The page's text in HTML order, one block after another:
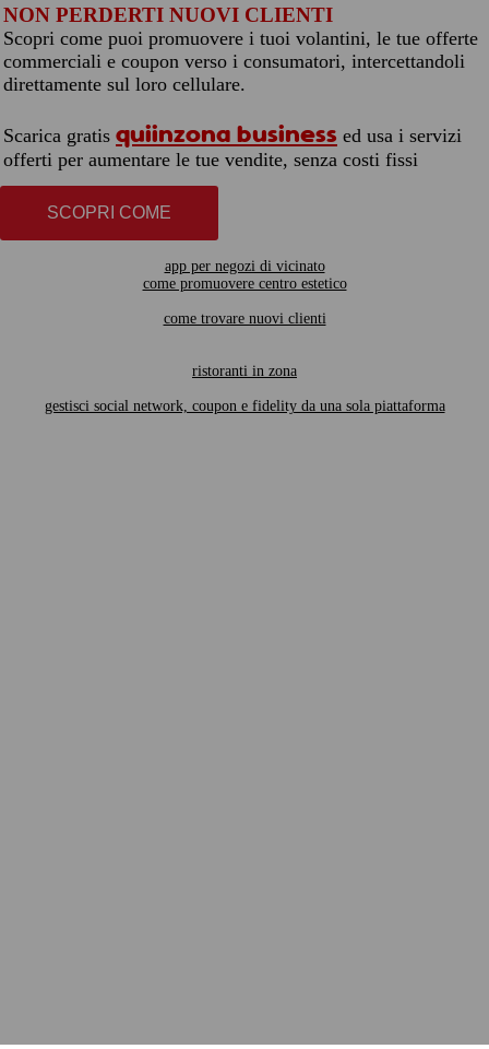
NON PERDERTI NUOVI CLIENTI
Scopri come puoi promuovere i tuoi volantini, le tue offerte
commerciali e coupon verso i consumatori, intercettandoli
direttamente sul loro cellulare.
Scarica gratis quiinzona business ed usa i servizi
offerti per aumentare le tue vendite, senza costi fissi
SCOPRI COME
app per negozi di vicinato
come promuovere centro estetico
come trovare nuovi clienti
ristoranti in zona
gestisci social network, coupon e fidelity da una sola piattaforma